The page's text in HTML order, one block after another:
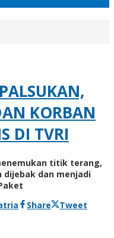
KORBAN
DI TVRI
titik terang,
dijebak dan menjadi
Share
Tweet